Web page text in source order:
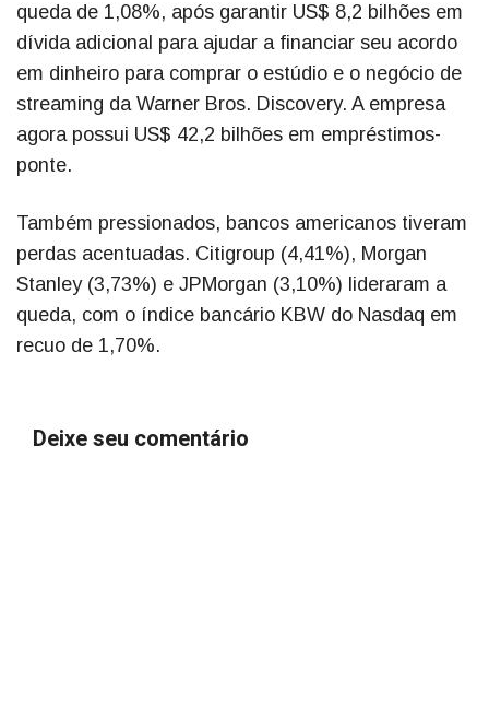
queda de 1,08%, após garantir US$ 8,2 bilhões em
dívida adicional para ajudar a financiar seu acordo
em dinheiro para comprar o estúdio e o negócio de
streaming da Warner Bros. Discovery. A empresa
agora possui US$ 42,2 bilhões em empréstimos-
ponte.
Também pressionados, bancos americanos tiveram
perdas acentuadas. Citigroup (4,41%), Morgan
Stanley (3,73%) e JPMorgan (3,10%) lideraram a
queda, com o índice bancário KBW do Nasdaq em
recuo de 1,70%.
Deixe seu comentário